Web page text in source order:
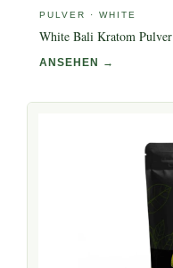
PULVER · WHITE
White Bali Kratom Pulver
ANSEHEN →